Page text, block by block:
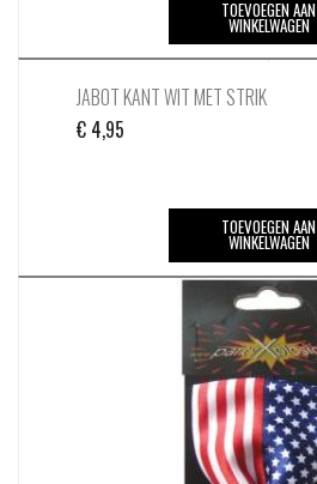
TOEVOEGEN AAN
WINKELWAGEN
JABOT KANT WIT MET STRIK
€ 4,95
TOEVOEGEN AAN
WINKELWAGEN